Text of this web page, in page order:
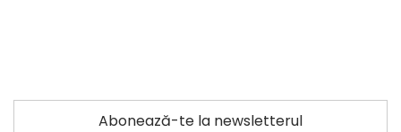
Abonează-te la newsletterul